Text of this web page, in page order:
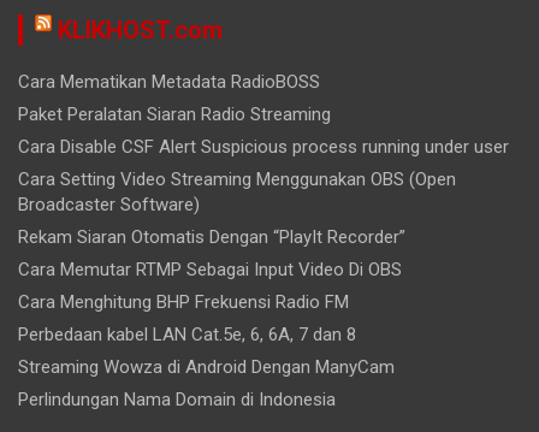
KLIKHOST.com
Cara Mematikan Metadata RadioBOSS
Paket Peralatan Siaran Radio Streaming
Cara Disable CSF Alert Suspicious process running under user
Cara Setting Video Streaming Menggunakan OBS (Open
Broadcaster Software)
Rekam Siaran Otomatis Dengan “PlayIt Recorder”
Cara Memutar RTMP Sebagai Input Video Di OBS
Cara Menghitung BHP Frekuensi Radio FM
Perbedaan kabel LAN Cat.5e, 6, 6A, 7 dan 8
Streaming Wowza di Android Dengan ManyCam
Perlindungan Nama Domain di Indonesia